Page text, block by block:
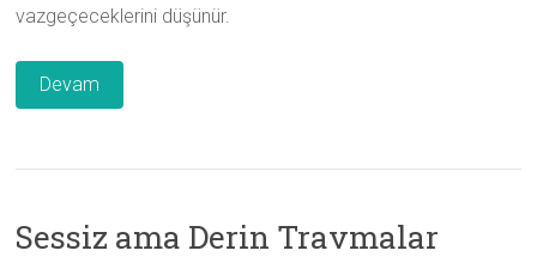
vazgeçeceklerini düşünür.
Devam
Sessiz ama Derin Travmalar